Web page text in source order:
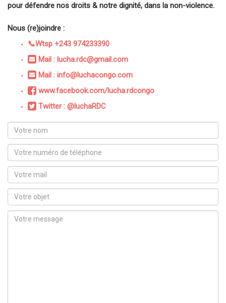
pour défendre nos droits & notre dignité, dans la non-violence.
Nous (re)joindre :
📞Wtsp +243 974233390
Mail : lucha.rdc@gmail.com
Mail : info@luchacongo.com
www.facebook.com/lucha.rdcongo
Twitter : @luchaRDC